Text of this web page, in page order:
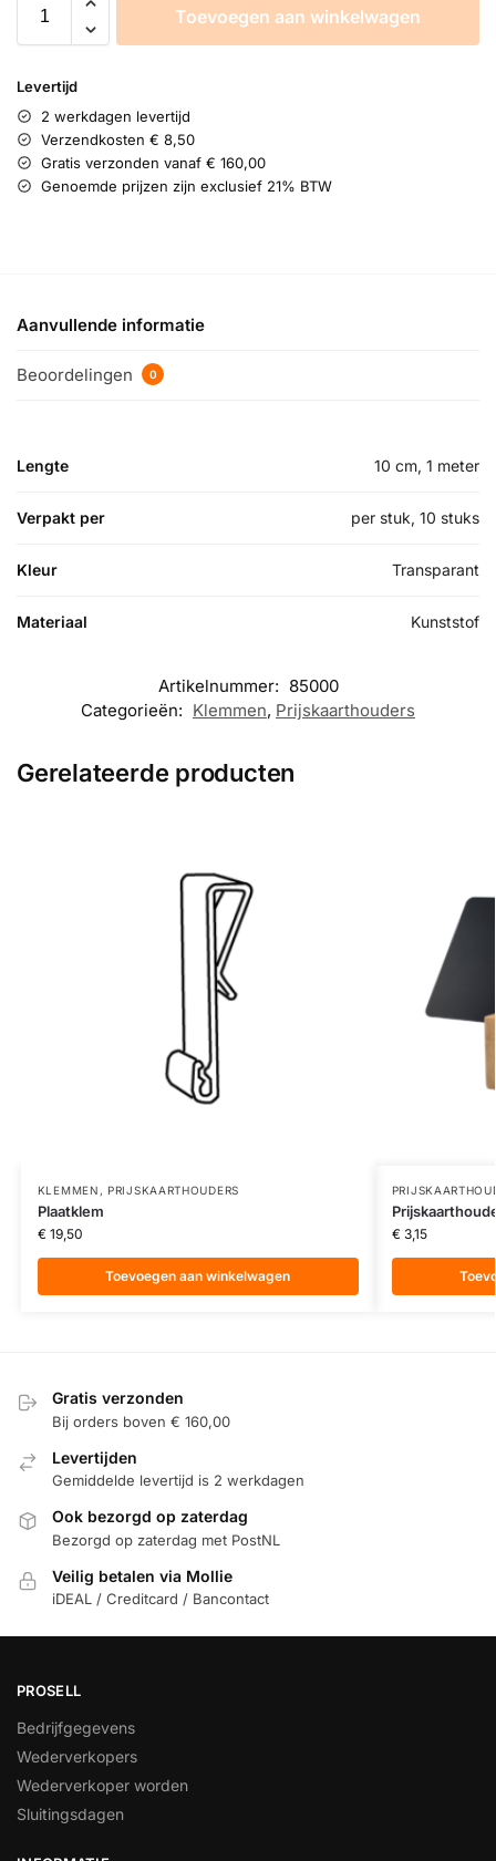
Toevoegen aan winkelwagen
Levertijd
2 werkdagen levertijd
Verzendkosten € 8,50
Gratis verzonden vanaf € 160,00
Genoemde prijzen zijn exclusief 21% BTW
Aanvullende informatie
Beoordelingen 0
Lengte 10 cm, 1 meter
Verpakt per per stuk, 10 stuks
Kleur Transparant
Materiaal Kunststof
Artikelnummer: 85000
Categorieën: Klemmen, Prijskaarthouders
Gerelateerde producten
KLEMMEN , PRIJSKAARTHOUDERS
Plaatklem
€19,50
Toevoegen aan winkelwagen
€3,15
Gratis verzonden
Bij orders boven € 160,00
Levertijden
Gemiddelde levertijd is 2 werkdagen
Ook bezorgd op zaterdag
Bezorgd op zaterdag met PostNL
Veilig betalen via Mollie
iDEAL / Creditcard / Bancontact
PROSELL
Bedrijfgegevens
Wederverkopers
Wederverkoper worden
Sluitingsdagen